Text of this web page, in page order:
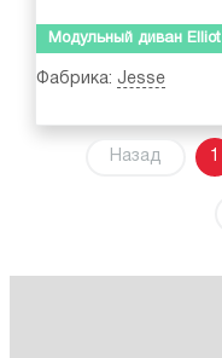
Модульный диван Elliot
Фабрика: Jesse
Назад 1